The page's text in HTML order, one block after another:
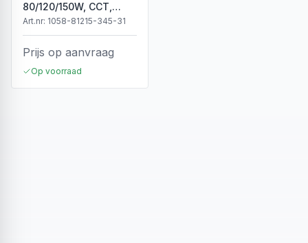
80/120/150W, CCT,
Dimbaar, IP65, Zwart
Art.nr: 1058-81215-345-31
Prijs op aanvraag
Op voorraad